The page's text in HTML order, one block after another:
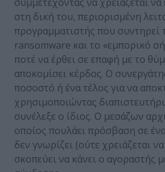
στη δική του, περιορισμένη
προγραμματιστής που συντηρεί
ransomware και το «εμπορικό
ποτέ να έρθει σε επαφή με το
αποκομίσει κέρδος. Ο
ποσοστό ή ένα τέλος για να
χρησιμοποιώντας
συνέλεξε ο ίδιος. Ο μεσάζων
οποίος πουλάει πρόσβαση σε
δεν γνωρίζει (ούτε χρειάζεται
σκοπεύει να κάνει ο αγοραστής